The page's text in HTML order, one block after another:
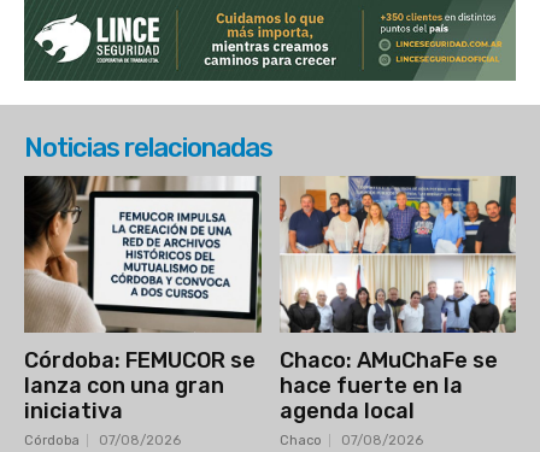
Noticias relacionadas
Córdoba: FEMUCOR se
lanza con una gran
iniciativa
Córdoba 07/08/2026
Chaco: AMuChaFe se
hace fuerte en la
agenda local
Chaco 07/08/2026